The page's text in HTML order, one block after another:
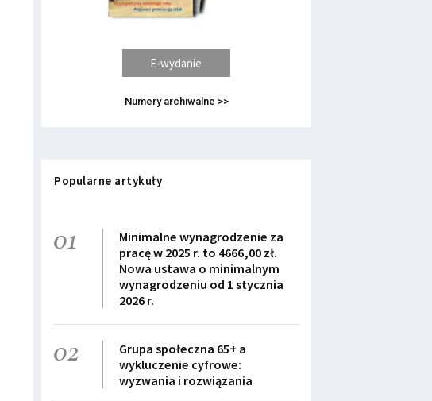
E-wydanie
Numery archiwalne >>
Popularne artykuły
01
Minimalne wynagrodzenie za
pracę w 2025 r. to 4666,00 zł.
Nowa ustawa o minimalnym
wynagrodzeniu od 1 stycznia
2026 r.
02
Grupa społeczna 65+ a
wykluczenie cyfrowe:
wyzwania i rozwiązania